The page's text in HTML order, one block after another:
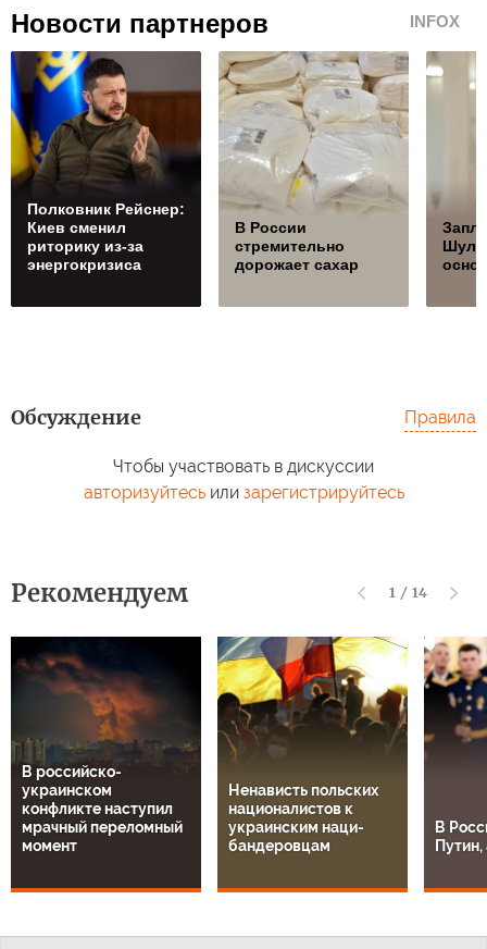
Новости партнеров INFOX
Полковник Рейснер:
Киев сменил
риторику из-за
энергокризиса
В России
стремительно
дорожает сахар
Обсуждение Правила
Чтобы участвовать в дискуссии
авторизуйтесьили зарегистрируйтесь
Рекомендуем 1 / 14
В российско-
украинском
конфликте наступил
мрачный переломный
момент
Ненависть польских
националистов к
украинским наци-
бандеровцам
В